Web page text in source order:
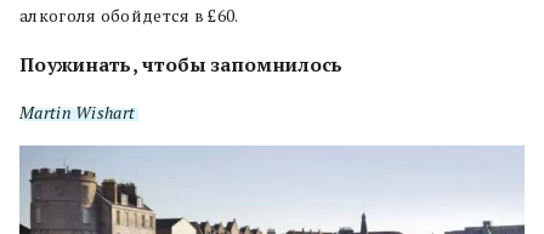
алкоголя обойдется в £60.
Поужинать, чтобы запомнилось
Martin Wishart